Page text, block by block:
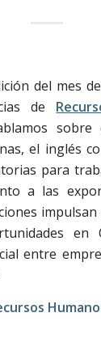
del mes
de
el inglés
para
a las
en
entre